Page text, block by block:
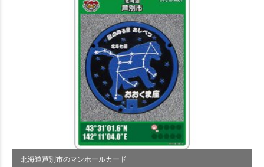
北海道芦別市のマンホールカード